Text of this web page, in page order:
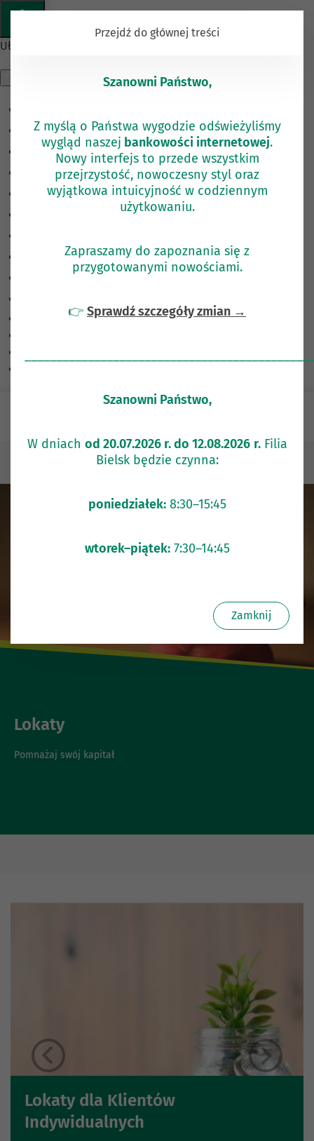
Ułatwienia dostępu
Monochromatyczny
Ciemny kontrast
Jasny kontrast
Niskie nasycenie
Zaznacz nagłówki
Skalowanie treści 100%
Przejdź do głównej treści
Klienci indywidualni Lokaty terminowe
Lokaty
Pomnażaj swój kapitał
Lokaty dla Klientów
Indywidualnych
KOMUNIKAT
Szanowni Państwo,
Z myślą o Państwa wygodzie odświeżyliśmy
wygląd naszej bankowości internetowej.
Nowy interfejs to przede wszystkim
przejrzystość, nowoczesny styl oraz
wyjątkowa intuicyjność w codziennym
użytkowaniu.
Zapraszamy do zapoznania się z
przygotowanymi nowościami.
👉 Sprawdź szczegóły zmian →
Szanowni Państwo,
W dniach od 20.07.2026 r. do 12.08.2026 r.Filia
Bielsk będzie czynna:
poniedziałek:8:30–15:45
wtorek–piątek:7:30–14:45
Zamknij